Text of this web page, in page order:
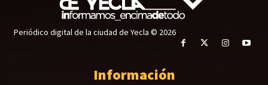
Periódico digital de la ciudad de Yecla © 2026
Información